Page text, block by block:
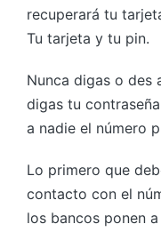
recuperará tu
Tu tarjeta y tu pin.
Nunca digas o des
digas tu
a nadie el número
Lo primero que
contacto con el
los bancos ponen